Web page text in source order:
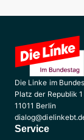
Die Linke im
Platz der Republik 1
11011 Berlin
Service